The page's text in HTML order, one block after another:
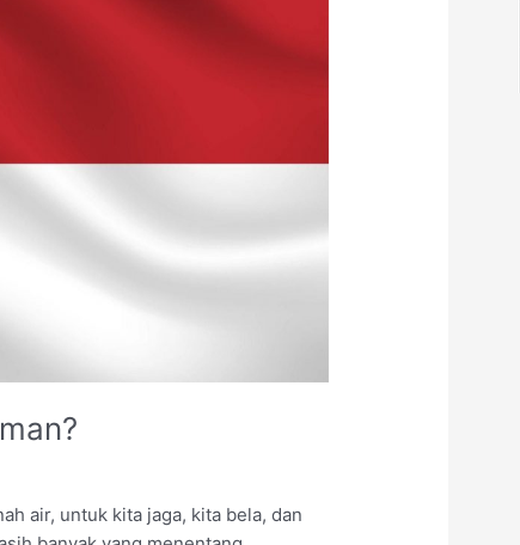
air, untuk kita jaga, kita bela, dan